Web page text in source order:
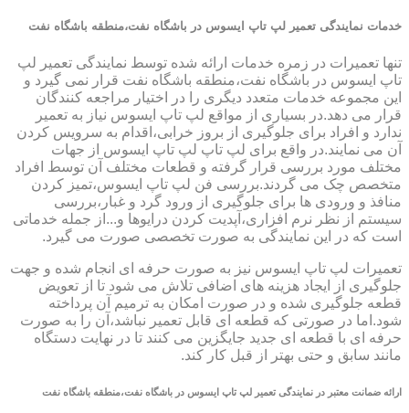
خدمات نمایندگی تعمیر لپ تاپ ایسوس در باشگاه نفت،منطقه باشگاه نفت
تنها تعمیرات در زمره خدمات ارائه شده توسط نمایندگی تعمیر لپ
تاپ ایسوس در باشگاه نفت،منطقه باشگاه نفت قرار نمی گیرد و
این مجموعه خدمات متعدد دیگری را در اختیار مراجعه کنندگان
قرار می دهد.در بسیاری از مواقع لپ تاپ ایسوس نیاز به تعمیر
ندارد و افراد برای جلوگیری از بروز خرابی،اقدام به سرویس کردن
آن می نمایند.در واقع برای لپ تاپ لپ تاپ ایسوس از جهات
مختلف مورد بررسی قرار گرفته و قطعات مختلف آن توسط افراد
متخصص چک می گردند.بررسی فن لپ تاپ ایسوس،تمیز کردن
منافذ و ورودی ها برای جلوگیری از ورود گرد و غبار،بررسی
سیستم از نظر نرم افزاری،آپدیت کردن درایوها و...از جمله خدماتی
است که در این نمایندگی به صورت تخصصی صورت می گیرد.
تعمیرات لپ تاپ ایسوس نیز به صورت حرفه ای انجام شده و جهت
جلوگیری از ایجاد هزینه های اضافی تلاش می شود تا از تعویض
قطعه جلوگیری شده و در صورت امکان به ترمیم آن پرداخته
شود.اما در صورتی که قطعه ای قابل تعمیر نباشد،آن را به صورت
حرفه ای با قطعه ای جدید جایگزین می کنند تا در نهایت دستگاه
مانند سابق و حتی بهتر از قبل کار کند.
ارائه ضمانت معتبر در نمایندگی تعمیر لپ تاپ ایسوس در باشگاه نفت،منطقه باشگاه نفت